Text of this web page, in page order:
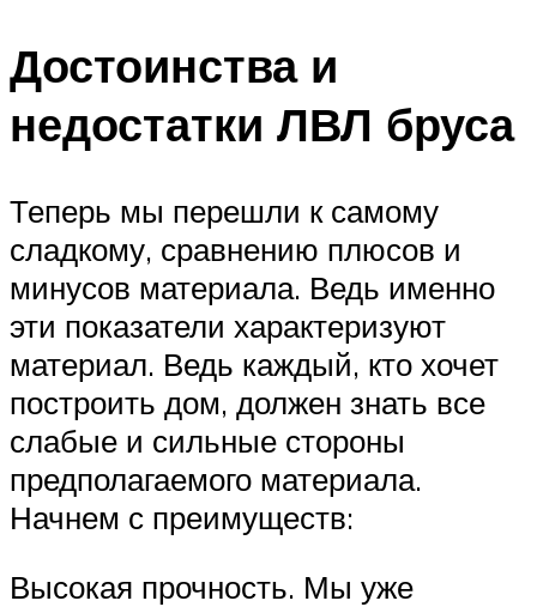
Достоинства и
недостатки ЛВЛ бруса
Теперь мы перешли к самому
сладкому, сравнению плюсов и
минусов материала. Ведь именно
эти показатели характеризуют
материал. Ведь каждый, кто хочет
построить дом, должен знать все
слабые и сильные стороны
предполагаемого материала.
Начнем с преимуществ:
Высокая прочность. Мы уже